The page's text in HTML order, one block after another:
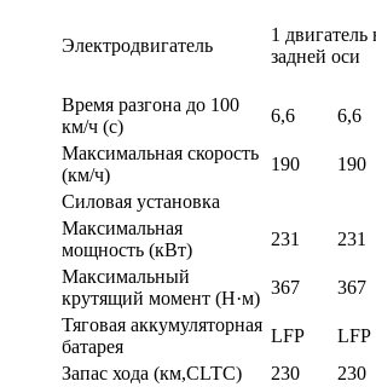
Электродвигатель
1 двигатель
задней оси
Время разгона до 100
км/ч (с)
6,6 6,6
Максимальная скорость
(км/ч)
190 190
Силовая установка
Максимальная
мощность (кВт)
231 231
Максимальный
крутящий момент (Н·м)
367 367
Тяговая аккумуляторная
батарея
LFP LFP
Запас хода (км,CLTC)
230 230